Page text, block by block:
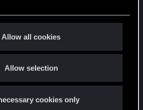
Allow all cookies
Allow selection
cookies only
ドで一般人巻き込むのは止
で、追尾しないで空中に浮
ま地面に落ちる、どれを追
ードと言いながら、物体を